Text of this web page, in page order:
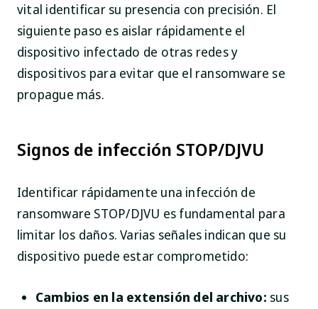
vital identificar su presencia con precisión. El
siguiente paso es aislar rápidamente el
dispositivo infectado de otras redes y
dispositivos para evitar que el ransomware se
propague más.
Signos de infección STOP/DJVU
Identificar rápidamente una infección de
ransomware STOP/DJVU es fundamental para
limitar los daños. Varias señales indican que su
dispositivo puede estar comprometido:
Cambios en la extensión del archivo: sus